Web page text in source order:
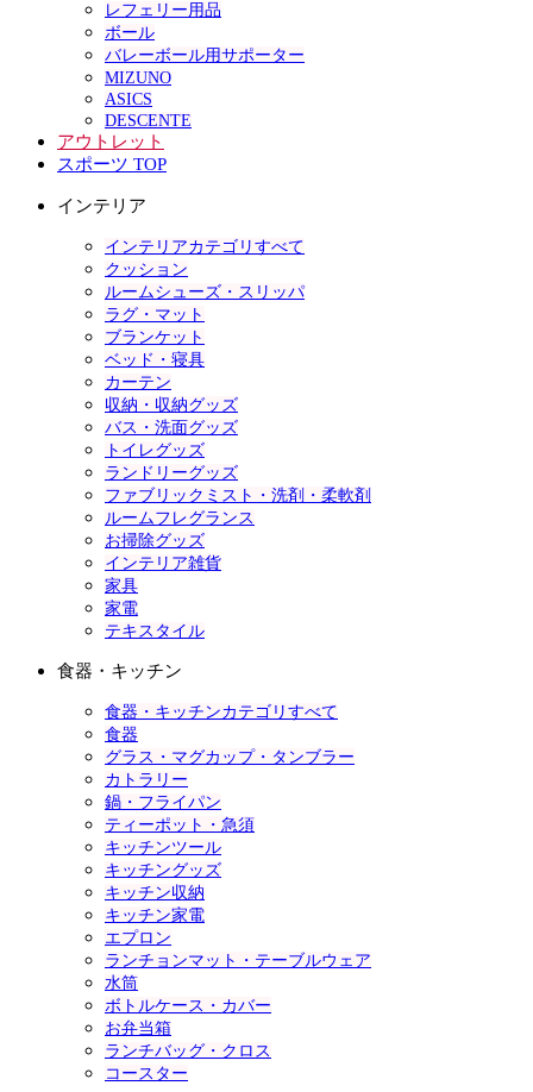
レフェリー用品
ボール
バレーボール用サポーター
MIZUNO
ASICS
DESCENTE
アウトレット
スポーツ TOP
インテリア
インテリアカテゴリすべて
クッション
ルームシューズ・スリッパ
ラグ・マット
ブランケット
ベッド・寝具
カーテン
収納・収納グッズ
バス・洗面グッズ
トイレグッズ
ランドリーグッズ
ファブリックミスト・洗剤・柔軟剤
ルームフレグランス
お掃除グッズ
インテリア雑貨
家具
家電
テキスタイル
食器・キッチン
食器・キッチンカテゴリすべて
食器
グラス・マグカップ・タンブラー
カトラリー
鍋・フライパン
ティーポット・急須
キッチンツール
キッチングッズ
キッチン収納
キッチン家電
エプロン
ランチョンマット・テーブルウェア
水筒
ボトルケース・カバー
お弁当箱
ランチバッグ・クロス
コースター